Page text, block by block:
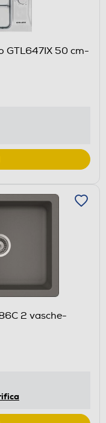
GTL647IX 50 cm-
2 vasche-